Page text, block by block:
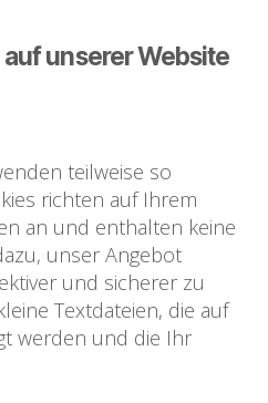
unserer Website
teilweise so
richten auf Ihrem
an und enthalten keine
unser Angebot
und sicherer zu
Textdateien, die auf
werden und die Ihr